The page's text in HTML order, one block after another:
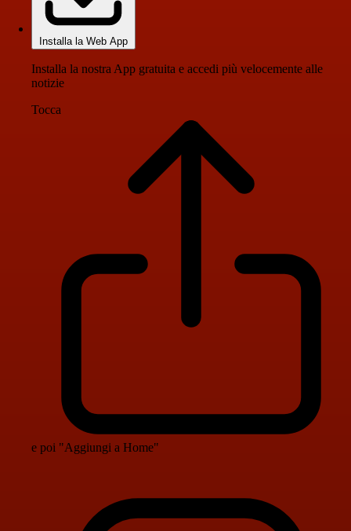
Installa la Web App
Installa la nostra App gratuita e accedi più velocemente alle
notizie
Tocca
e poi "Aggiungi a Home"